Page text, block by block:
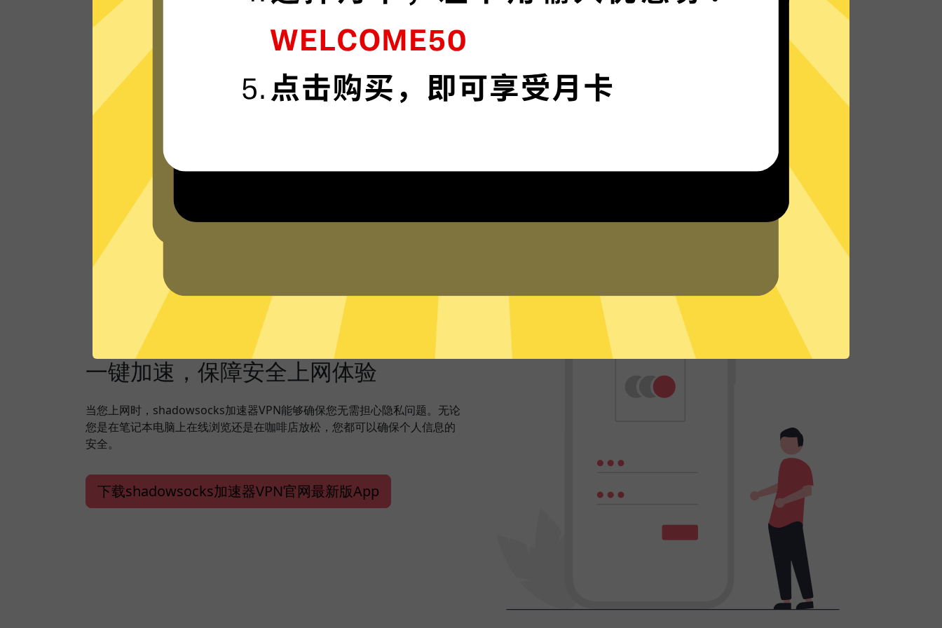
准备好体验我们运行在最新技术上的
shadowsocks加速器VPN网络，享受超快的
看看其他人对shadowsocks加速器VPN
shadowsocks加速器VPN采用顶级加密，确
保您的在线资料安全无虞。
下载shadowsocks加速器VPNApp
无论您身在何处，都能畅快地上网 - 无论是在
外出旅行还是在家中舒适地躺在沙发上。
了解更多shadowsocks加速器VPN特点
一键加速，保障安全上网体验
当您上网时，shadowsocks加速器VPN能够确保您无需担心隐私问题。无论
您是在笔记本电脑上在线浏览还是在咖啡店放松，您都可以确保个人信息的
安全。
下载shadowsocks加速器VPN官网最新版App